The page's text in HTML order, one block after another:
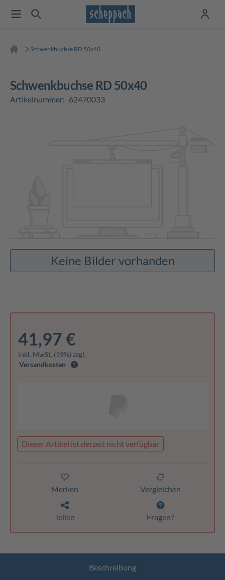
Schwenkbuchse RD 50x40
Schwenkbuchse RD 50x40
Artikelnummer: 62470033
Keine Bilder vorhanden
41,97 €
inkl. MwSt. (19%) zzgl.
Versandkosten
Dieser Artikel ist derzeit nicht verfügbar
Merken Vergleichen
Teilen Fragen?
Beschreibung